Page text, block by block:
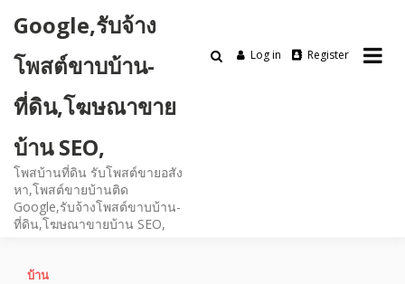
Google,รับจ้าง
โพสต์ขาบบ้าน-
ที่ดิน,โฆษณาขาย
บ้าน SEO,
โพสบ้านที่ดิน รับโพสต์ขายอสัง
หา,โพสต์ขายบ้านติด
Google,รับจ้างโพสต์ขาบบ้าน-
ที่ดิน,โฆษณาขายบ้าน SEO,
Log in Register
บ้าน